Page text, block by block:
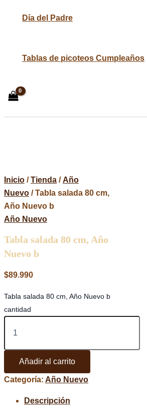
Día del Padre
Tablas de picoteos Cumpleaños
Inicio /Tienda /Año
Nuevo / Tabla salada 80 cm,
Año Nuevo b
Año Nuevo
Tabla salada 80 cm, Año
Nuevo b
$89.990
Tabla salada 80 cm, Año Nuevo b
cantidad
Añadir al carrito
Categoría: Año Nuevo
Descripción